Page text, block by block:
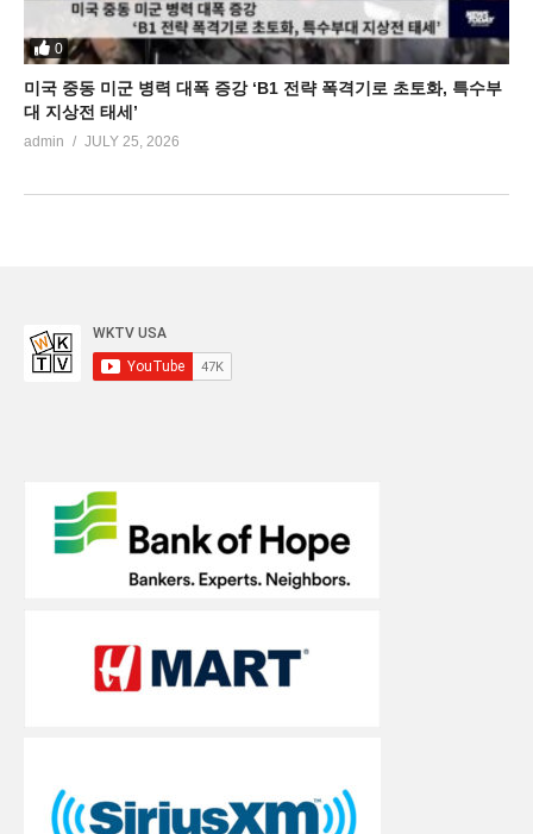
0
미국 중동 미군 병력 대폭 증강 ‘B1 전략 폭격기로 초토화, 특수부
대 지상전 태세’
admin JULY 25, 2026